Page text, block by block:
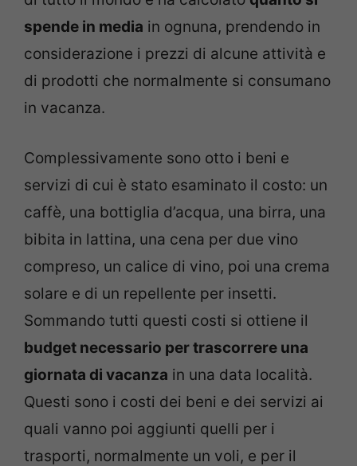
spende in media in ognuna, prendendo in
considerazione i prezzi di alcune attività e
di prodotti che normalmente si consumano
in vacanza.
Complessivamente sono otto i beni e
servizi di cui è stato esaminato il costo: un
caffè, una bottiglia d’acqua, una birra, una
bibita in lattina, una cena per due vino
compreso, un calice di vino, poi una crema
solare e di un repellente per insetti.
Sommando tutti questi costi si ottiene il
budget necessario per trascorrere una
giornata di vacanza in una data località.
Questi sono i costi dei beni e dei servizi ai
quali vanno poi aggiunti quelli per i
trasporti, normalmente un voli, e per il